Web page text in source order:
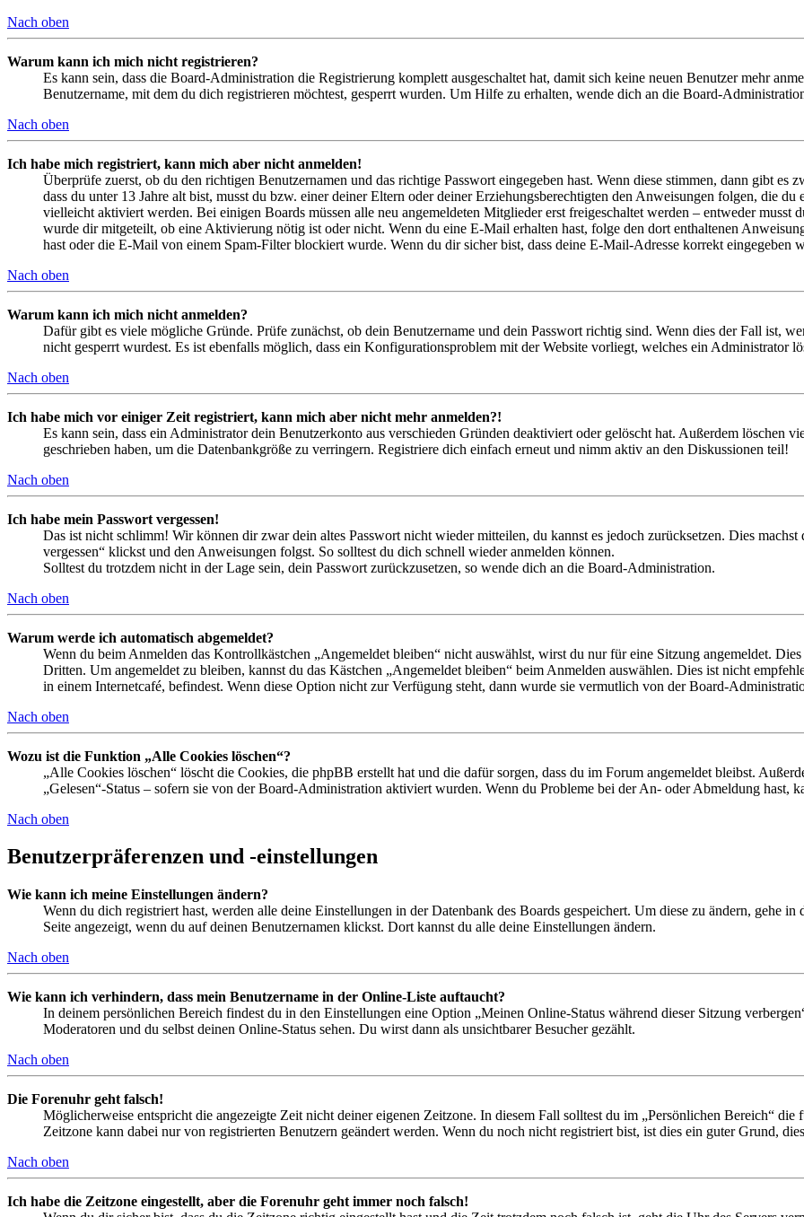
Nach oben
Warum kann ich mich nicht registrieren?
Es kann sein, dass die Board-Administration die Registrierung komplett ausgeschaltet hat, damit sich keine neuen Benutzer mehr
Benutzername, mit dem du dich registrieren möchtest, gesperrt wurden. Um Hilfe zu erhalten, wende dich an die Board-
Nach oben
Ich habe mich registriert, kann mich aber nicht anmelden!
Überprüfe zuerst, ob du den richtigen Benutzernamen und das richtige Passwort eingegeben hast. Wenn diese stimmen, dann gibt es
dass du unter 13 Jahre alt bist, musst du bzw. einer deiner Eltern oder deiner Erziehungsberechtigten den Anweisungen folgen, die
vielleicht aktiviert werden. Bei einigen Boards müssen alle neu angemeldeten Mitglieder erst freigeschaltet werden – entweder musst
wurde dir mitgeteilt, ob eine Aktivierung nötig ist oder nicht. Wenn du eine E-Mail erhalten hast, folge den dort enthaltenen
hast oder die E-Mail von einem Spam-Filter blockiert wurde. Wenn du dir sicher bist, dass deine E-Mail-Adresse korrekt eingegeben
Nach oben
Warum kann ich mich nicht anmelden?
Dafür gibt es viele mögliche Gründe. Prüfe zunächst, ob dein Benutzername und dein Passwort richtig sind. Wenn dies der Fall ist,
nicht gesperrt wurdest. Es ist ebenfalls möglich, dass ein Konfigurationsproblem mit der Website vorliegt, welches ein Administrator
Nach oben
Ich habe mich vor einiger Zeit registriert, kann mich aber nicht mehr anmelden?!
Es kann sein, dass ein Administrator dein Benutzerkonto aus verschieden Gründen deaktiviert oder gelöscht hat. Außerdem löschen
geschrieben haben, um die Datenbankgröße zu verringern. Registriere dich einfach erneut und nimm aktiv an den Diskussionen teil!
Nach oben
Ich habe mein Passwort vergessen!
Das ist nicht schlimm! Wir können dir zwar dein altes Passwort nicht wieder mitteilen, du kannst es jedoch zurücksetzen. Dies
vergessen“ klickst und den Anweisungen folgst. So solltest du dich schnell wieder anmelden können.
Solltest du trotzdem nicht in der Lage sein, dein Passwort zurückzusetzen, so wende dich an die Board-Administration.
Nach oben
Warum werde ich automatisch abgemeldet?
Wenn du beim Anmelden das Kontrollkästchen „Angemeldet bleiben“ nicht auswählst, wirst du nur für eine Sitzung angemeldet.
Dritten. Um angemeldet zu bleiben, kannst du das Kästchen „Angemeldet bleiben“ beim Anmelden auswählen. Dies ist nicht
in einem Internetcafé, befindest. Wenn diese Option nicht zur Verfügung steht, dann wurde sie vermutlich von der Board-
Nach oben
Wozu ist die Funktion „Alle Cookies löschen“?
„Alle Cookies löschen“ löscht die Cookies, die phpBB erstellt hat und die dafür sorgen, dass du im Forum angemeldet bleibst.
„Gelesen“-Status – sofern sie von der Board-Administration aktiviert wurden. Wenn du Probleme bei der An- oder Abmeldung hast,
Nach oben
Benutzerpräferenzen und -einstellungen
Wie kann ich meine Einstellungen ändern?
Wenn du dich registriert hast, werden alle deine Einstellungen in der Datenbank des Boards gespeichert. Um diese zu ändern, gehe
Seite angezeigt, wenn du auf deinen Benutzernamen klickst. Dort kannst du alle deine Einstellungen ändern.
Nach oben
Wie kann ich verhindern, dass mein Benutzername in der Online-Liste auftaucht?
In deinem persönlichen Bereich findest du in den Einstellungen eine Option „Meinen Online-Status während dieser Sitzung
Moderatoren und du selbst deinen Online-Status sehen. Du wirst dann als unsichtbarer Besucher gezählt.
Nach oben
Die Forenuhr geht falsch!
Möglicherweise entspricht die angezeigte Zeit nicht deiner eigenen Zeitzone. In diesem Fall solltest du im „Persönlichen Bereich“
Zeitzone kann dabei nur von registrierten Benutzern geändert werden. Wenn du noch nicht registriert bist, ist dies ein guter Grund,
Nach oben
Ich habe die Zeitzone eingestellt, aber die Forenuhr geht immer noch falsch!